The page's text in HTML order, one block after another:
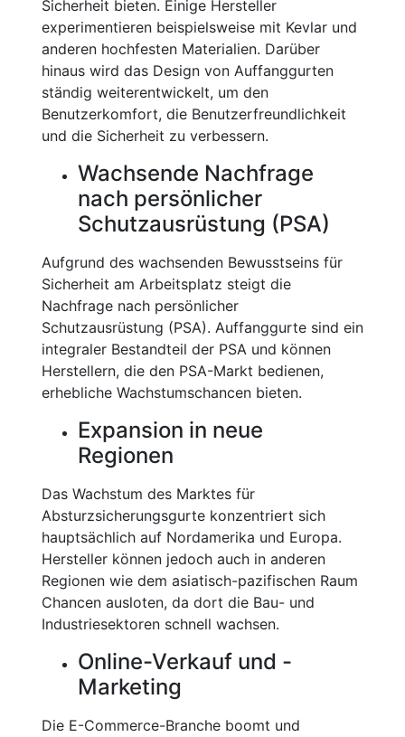
Sicherheit bieten. Einige Hersteller
experimentieren beispielsweise mit Kevlar und
anderen hochfesten Materialien. Darüber
hinaus wird das Design von Auffanggurten
ständig weiterentwickelt, um den
Benutzerkomfort, die Benutzerfreundlichkeit
und die Sicherheit zu verbessern.
Wachsende Nachfrage
nach persönlicher
Schutzausrüstung (PSA)
Aufgrund des wachsenden Bewusstseins für
Sicherheit am Arbeitsplatz steigt die
Nachfrage nach persönlicher
Schutzausrüstung (PSA). Auffanggurte sind ein
integraler Bestandteil der PSA und können
Herstellern, die den PSA-Markt bedienen,
erhebliche Wachstumschancen bieten.
Expansion in neue
Regionen
Das Wachstum des Marktes für
Absturzsicherungsgurte konzentriert sich
hauptsächlich auf Nordamerika und Europa.
Hersteller können jedoch auch in anderen
Regionen wie dem asiatisch-pazifischen Raum
Chancen ausloten, da dort die Bau- und
Industriesektoren schnell wachsen.
Online-Verkauf und -
Marketing
Die E-Commerce-Branche boomt und